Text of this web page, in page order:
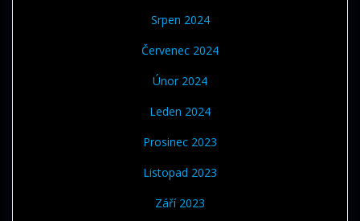
Srpen 2024
Červenec 2024
Únor 2024
Leden 2024
Prosinec 2023
Listopad 2023
Září 2023